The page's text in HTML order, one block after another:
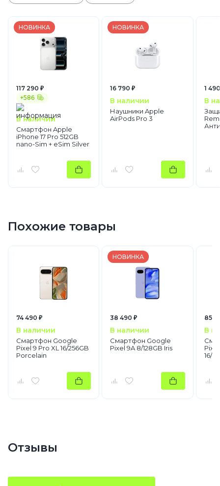
НОВИНКА
+586
117 290 ₽
В наличии
Смартфон Apple
iPhone 17 Pro 512GB
nano-Sim + eSim Silver
НОВИНКА
16 790 ₽
В наличии
Наушники Apple
AirPods Pro 3
1
В
Похожие товары
74 490 ₽
В наличии
Смартфон Google
Pixel 9 Pro XL 16/256GB
Porcelain
НОВИНКА
38 490 ₽
В наличии
Смартфон Google
Pixel 9A 8/128GB Iris
85
В
16/
Отзывы